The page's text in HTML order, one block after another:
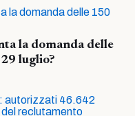
la domanda delle
luglio?